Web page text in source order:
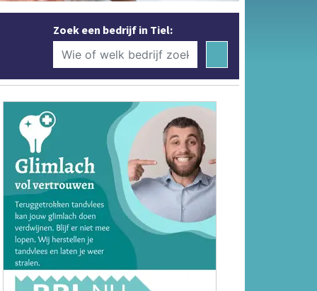
Zoek een bedrijf in Tiel: